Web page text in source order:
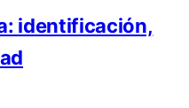
identificación,